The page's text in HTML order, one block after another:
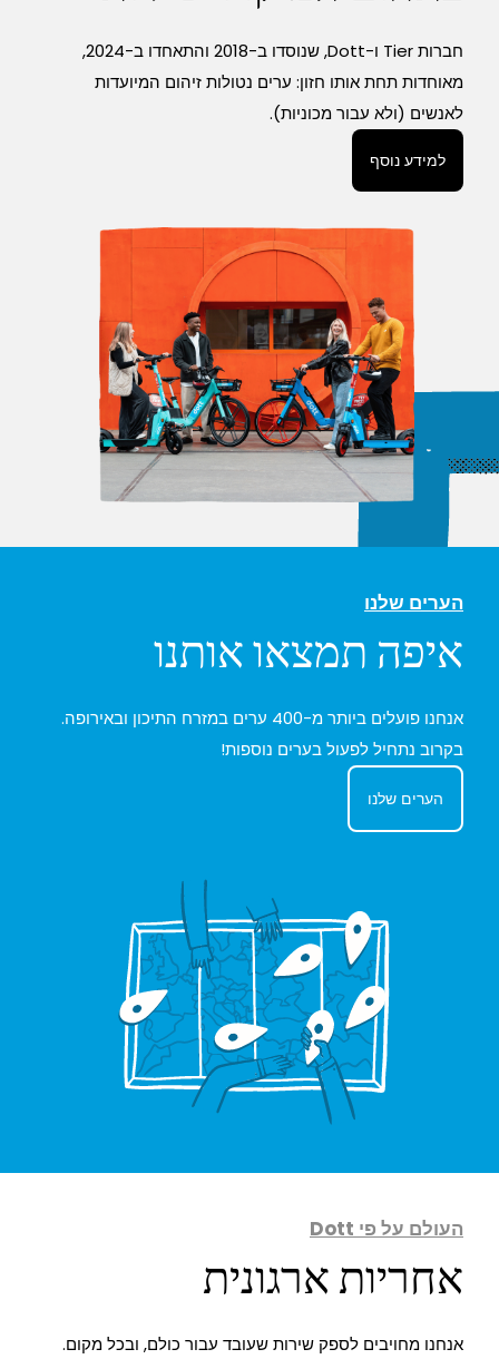
חברות Tier ו-Dott, שנוסדו ב-2018 והתאחדו ב-2024,
מאוחדות תחת אותו חזון: ערים נטולות זיהום המיועדות
לאנשים (ולא עבור מכוניות).
למידע נוסף
הערים שלנו
איפה תמצאו אותנו
אנחנו פועלים ביותר מ-400 ערים במזרח התיכון ובאירופה.
בקרוב נתחיל לפעול בערים נוספות!
הערים שלנו
העולם על פי Dott
אחריות ארגונית
אנחנו מחויבים לספק שירות שעובד עבור כולם, ובכל מקום.